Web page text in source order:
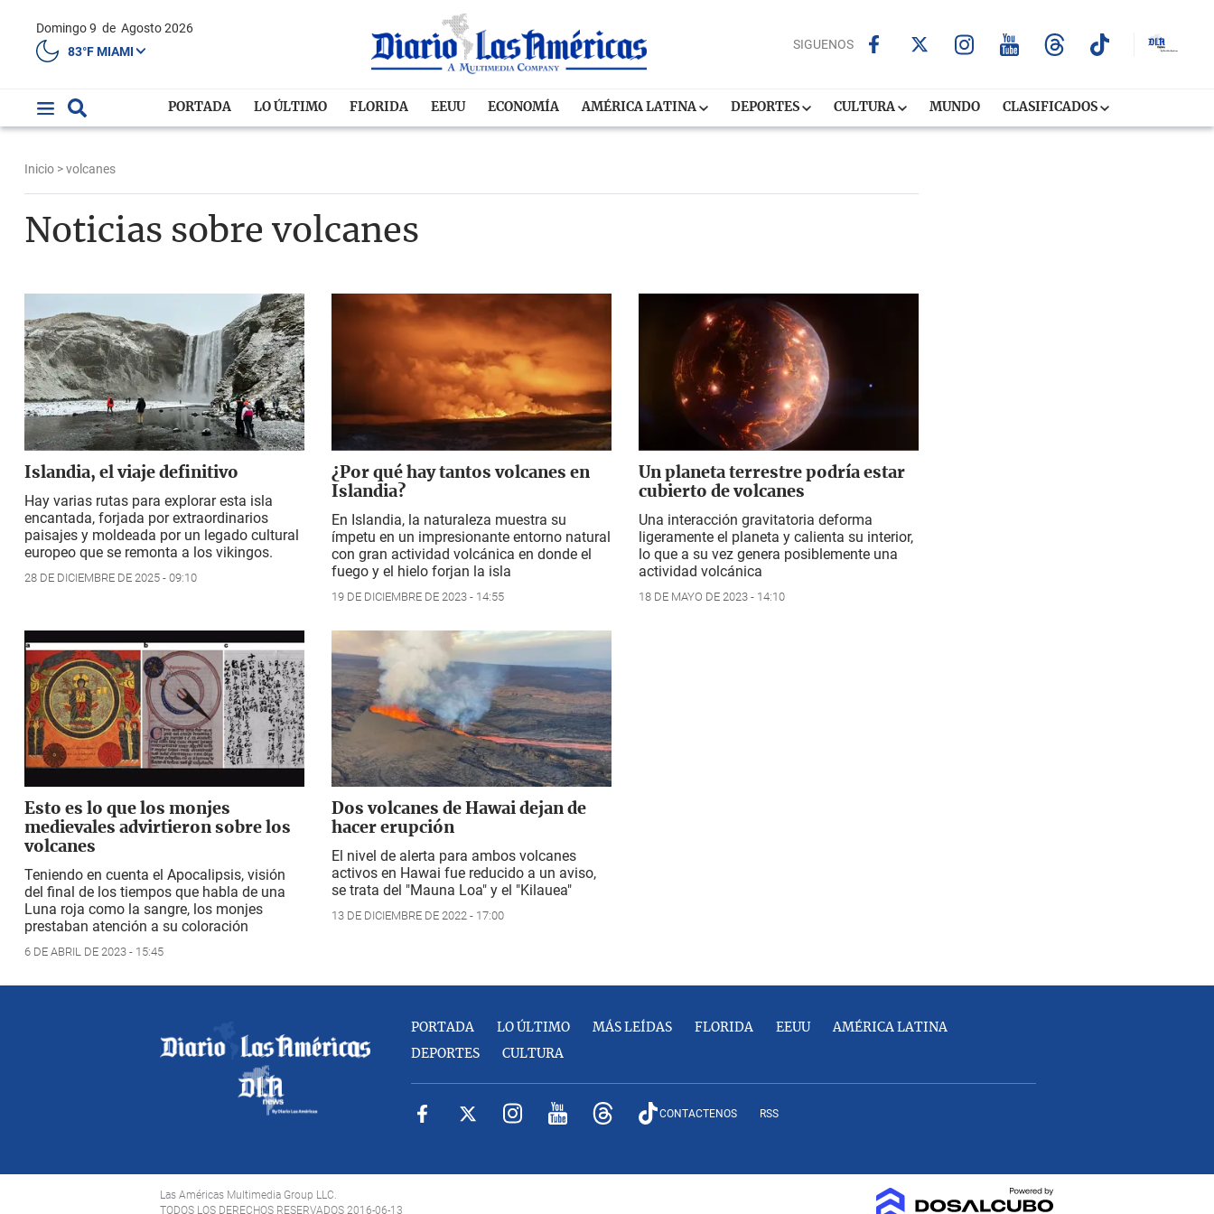
Domingo 9 de Agosto 2026
83°F MIAMI
SIGUENOS
PORTADA LO ÚLTIMO FLORIDA EEUU ECONOMÍA AMÉRICA LATINA DEPORTES CULTURA MUNDO CLASIFICADOS
Inicio > volcanes
Noticias sobre volcanes
Islandia, el viaje definitivo
Hay varias rutas para explorar esta isla
encantada, forjada por extraordinarios
paisajes y moldeada por un legado cultural
europeo que se remonta a los vikingos.
28 DE DICIEMBRE DE 2025 - 09:10
¿Por qué hay tantos volcanes en
Islandia?
En Islandia, la naturaleza muestra su
ímpetu en un impresionante entorno natural
con gran actividad volcánica en donde el
fuego y el hielo forjan la isla
19 DE DICIEMBRE DE 2023 - 14:55
Un planeta terrestre podría estar
cubierto de volcanes
Una interacción gravitatoria deforma
ligeramente el planeta y calienta su interior,
lo que a su vez genera posiblemente una
actividad volcánica
18 DE MAYO DE 2023 - 14:10
Esto es lo que los monjes
medievales advirtieron sobre los
volcanes
Teniendo en cuenta el Apocalipsis, visión
del final de los tiempos que habla de una
Luna roja como la sangre, los monjes
prestaban atención a su coloración
6 DE ABRIL DE 2023 - 15:45
Dos volcanes de Hawai dejan de
hacer erupción
El nivel de alerta para ambos volcanes
activos en Hawai fue reducido a un aviso,
se trata del "Mauna Loa" y el "Kilauea"
13 DE DICIEMBRE DE 2022 - 17:00
PORTADA LO ÚLTIMO MÁS LEÍDAS FLORIDA EEUU AMÉRICA LATINA
DEPORTES CULTURA
CONTACTENOS RSS
Las Américas Multimedia Group LLC.
TODOS LOS DERECHOS RESERVADOS 2016-06-13